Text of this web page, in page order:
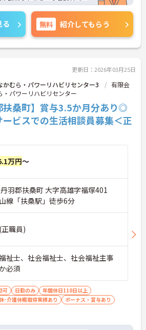
観劇会もあり、会員制リゾ
きる制度などもあります！
ポイントをお伝えしますの
さい。
る 無料 紹介してもらう
更新日：2026年03月25日
むら・パワーリハビリセンター3
有限会
パワーリハビリセンター
扶桑町】賞与3.5か月分あり◎
ビスでの生活相談員募集＜正
万円～
羽郡扶桑町 大字高雄字福塚401
線「扶桑駅」徒歩6分
職員)
祉士、社会福祉士、社会福祉主事
必須
可 日勤のみ
年間休日110日以上
･介護休暇取得実績あり
ボーナス・賞与あり